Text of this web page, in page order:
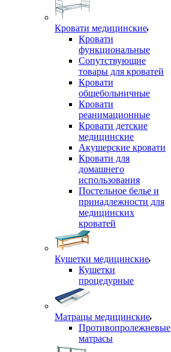
Кровати медицинские
Кровати
функциональные
Сопутствующие
товары для кроватей
Кровати
общебольничные
Кровати
реанимационные
Кровати детские
медицинские
Акушерские кровати
Кровати для
домашнего
использования
Постельное белье и
принадлежности для
медицинских
кроватей
Кушетки медицинские
Кушетки
процедурные
Матрацы медицинские
Противопролежневые
матрасы